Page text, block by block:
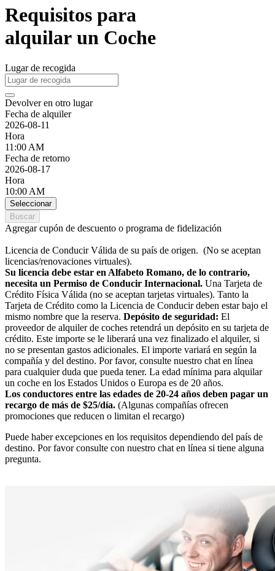
Requisitos para
alquilar un Coche
Lugar de recogida
Devolver en otro lugar
Fecha de alquiler
2026-08-11
Hora
11:00 AM
Fecha de retorno
2026-08-17
Hora
10:00 AM
Seleccionar
Buscar
Agregar cupón de descuento o programa de fidelización
Licencia de Conducir Válida de su país de origen. (No se aceptan
licencias/renovaciones virtuales).
Su licencia debe estar en Alfabeto Romano, de lo contrario,
necesita un Permiso de Conducir Internacional. Una Tarjeta de
Crédito Física Válida (no se aceptan tarjetas virtuales). Tanto la
Tarjeta de Crédito como la Licencia de Conducir deben estar bajo el
mismo nombre que la reserva. Depósito de seguridad: El
proveedor de alquiler de coches retendrá un depósito en su tarjeta de
crédito. Este importe se le liberará una vez finalizado el alquiler, si
no se presentan gastos adicionales. El importe variará en según la
compañía y del destino. Por favor, consulte nuestro chat en línea
para cualquier duda que pueda tener. La edad mínima para alquilar
un coche en los Estados Unidos o Europa es de 20 años.
Los conductores entre las edades de 20-24 años deben pagar un
recargo de más de $25/día. (Algunas compañías ofrecen
promociones que reducen o limitan el recargo)
Puede haber excepciones en los requisitos dependiendo del país de
destino. Por favor consulte con nuestro chat en línea si tiene alguna
pregunta.